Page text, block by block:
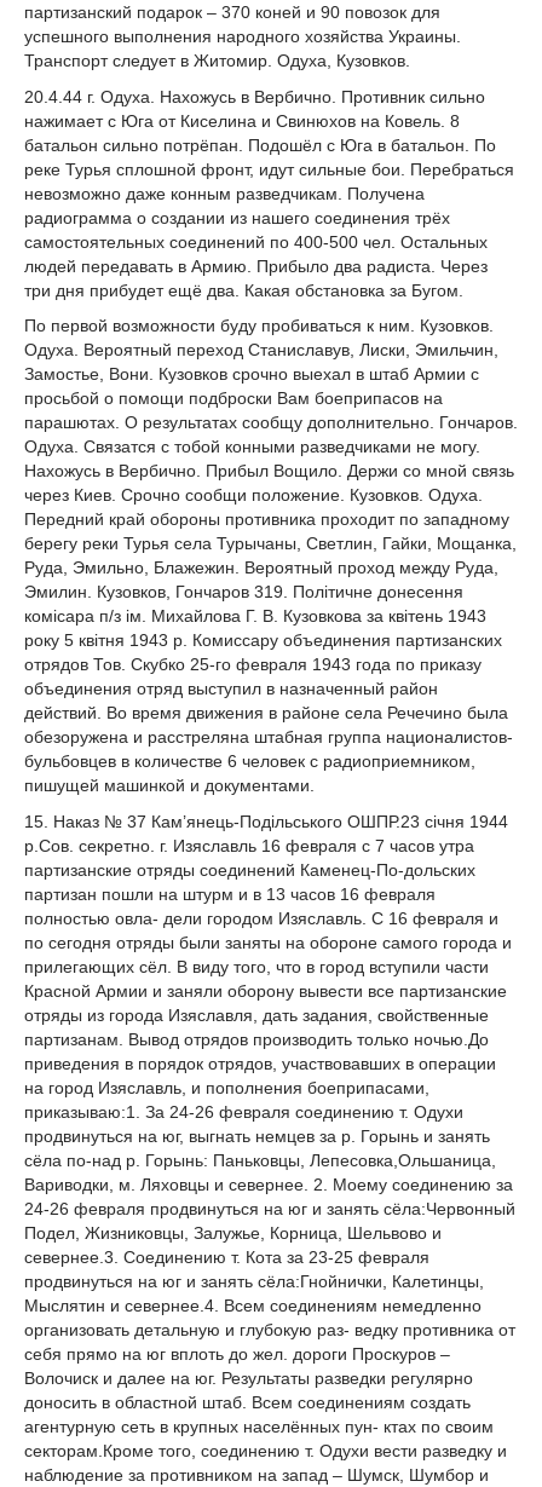
партизанский подарок – 370 коней и 90 повозок для
успешного выполнения народного хозяйства Украины.
Транспорт следует в Житомир. Одуха, Кузовков.
20.4.44 г. Одуха. Нахожусь в Вербично. Противник сильно
нажимает с Юга от Киселина и Свинюхов на Ковель. 8
батальон сильно потрёпан. Подошёл с Юга в батальон. По
реке Турья сплошной фронт, идут сильные бои. Перебраться
невозможно даже конным разведчикам. Получена
радиограмма о создании из нашего соединения трёх
самостоятельных соединений по 400-500 чел. Остальных
людей передавать в Армию. Прибыло два радиста. Через
три дня прибудет ещё два. Какая обстановка за Бугом.
По первой возможности буду пробиваться к ним. Кузовков.
Одуха. Вероятный переход Станиславув, Лиски, Эмильчин,
Замостье, Вони. Кузовков срочно выехал в штаб Армии с
просьбой о помощи подброски Вам боеприпасов на
парашютах. О результатах сообщу дополнительно. Гончаров.
Одуха. Связатся с тобой конными разведчиками не могу.
Нахожусь в Вербично. Прибыл Вощило. Держи со мной связь
через Киев. Срочно сообщи положение. Кузовков. Одуха.
Передний край обороны противника проходит по западному
берегу реки Турья села Турычаны, Светлин, Гайки, Мощанка,
Руда, Эмильно, Блажежин. Вероятный проход между Руда,
Эмилин. Кузовков, Гончаров 319. Політичне донесення
комісара п/з ім. Михайлова Г. В. Кузовкова за квітень 1943
року 5 квітня 1943 р. Комиссару объединения партизанских
отрядов Тов. Скубко 25-го февраля 1943 года по приказу
объединения отряд выступил в назначенный район
действий. Во время движения в районе села Речечино была
обезоружена и расстреляна штабная группа националистов-
бульбовцев в количестве 6 человек с радиоприемником,
пишущей машинкой и документами.
15. Наказ № 37 Кам’янець-Подільського ОШПР.23 січня 1944
р.Сов. секретно. г. Изяславль 16 февраля с 7 часов утра
партизанские отряды соединений Каменец-По-дольских
партизан пошли на штурм и в 13 часов 16 февраля
полностью овла- дели городом Изяславль. С 16 февраля и
по сегодня отряды были заняты на обороне самого города и
прилегающих сёл. В виду того, что в город вступили части
Красной Армии и заняли оборону вывести все партизанские
отряды из города Изяславля, дать задания, свойственные
партизанам. Вывод отрядов производить только ночью.До
приведения в порядок отрядов, участвовавших в операции
на город Изяславль, и пополнения боеприпасами,
приказываю:1. За 24-26 февраля соединению т. Одухи
продвинуться на юг, выгнать немцев за р. Горынь и занять
сёла по-над р. Горынь: Паньковцы, Лепесовка,Ольшаница,
Вариводки, м. Ляховцы и севернее. 2. Моему соединению за
24-26 февраля продвинуться на юг и занять сёла:Червонный
Подел, Жизниковцы, Залужье, Корница, Шельвово и
севернее.3. Соединению т. Кота за 23-25 февраля
продвинуться на юг и занять сёла:Гнойнички, Калетинцы,
Мыслятин и севернее.4. Всем соединениям немедленно
организовать детальную и глубокую раз- ведку противника от
себя прямо на юг вплоть до жел. дороги Проскуров –
Волочиск и далее на юг. Результаты разведки регулярно
доносить в областной штаб. Всем соединениям создать
агентурную сеть в крупных населённых пун- ктах по своим
секторам.Кроме того, соединению т. Одухи вести разведку и
наблюдение за противником на запад – Шумск, Шумбор и